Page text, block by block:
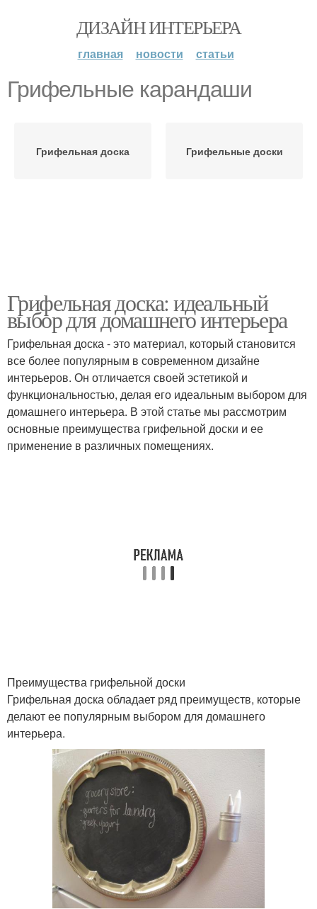
ДИЗАЙН ИНТЕРЬЕРА
главная новости статьи
Грифельные карандаши
Грифельная доска Грифельные доски
Грифельная доска: идеальный
выбор для домашнего интерьера
Грифельная доска - это материал, который становится
все более популярным в современном дизайне
интерьеров. Он отличается своей эстетикой и
функциональностью, делая его идеальным выбором для
домашнего интерьера. В этой статье мы рассмотрим
основные преимущества грифельной доски и ее
применение в различных помещениях.
Преимущества грифельной доски
Грифельная доска обладает ряд преимуществ, которые
делают ее популярным выбором для домашнего
интерьера.